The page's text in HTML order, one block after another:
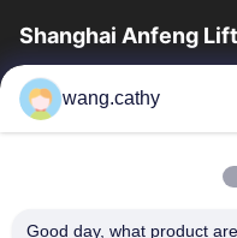
Shanghai Anfeng
उद्योग में 20 वर्षों के अनुभव के साथ,
हेराफेरी उत्पादों और कस्टम-डिज़ाइन
त्वरित लिंक
वीडियो
wang.cathy
Good day, what product